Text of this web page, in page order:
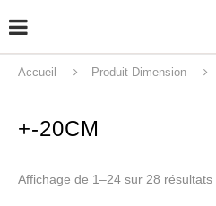
Accueil Produit Dimension
+-20CM
Affichage de 1–24 sur 28 résultats